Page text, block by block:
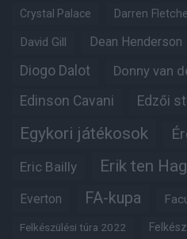
Crystal Palace Darren
David Gill Dean Henderson
Diogo Dalot Donny van
Edinson Cavani Edzői
Egykori játékosok
Eric Bailly Erik ten Hag
Everton FA-kupa
Felkészülési túra 2022